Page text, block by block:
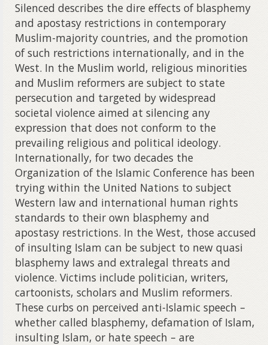
Silenced describes the dire effects of blasphemy
and apostasy restrictions in contemporary
Muslim-majority countries, and the promotion
of such restrictions internationally, and in the
West. In the Muslim world, religious minorities
and Muslim reformers are subject to state
persecution and targeted by widespread
societal violence aimed at silencing any
expression that does not conform to the
prevailing religious and political ideology.
Internationally, for two decades the
Organization of the Islamic Conference has been
trying within the United Nations to subject
Western law and international human rights
standards to their own blasphemy and
apostasy restrictions. In the West, those accused
of insulting Islam can be subject to new quasi
blasphemy laws and extralegal threats and
violence. Victims include politician, writers,
cartoonists, scholars and Muslim reformers.
These curbs on perceived anti-Islamic speech –
whether called blasphemy, defamation of Islam,
insulting Islam, or hate speech – are